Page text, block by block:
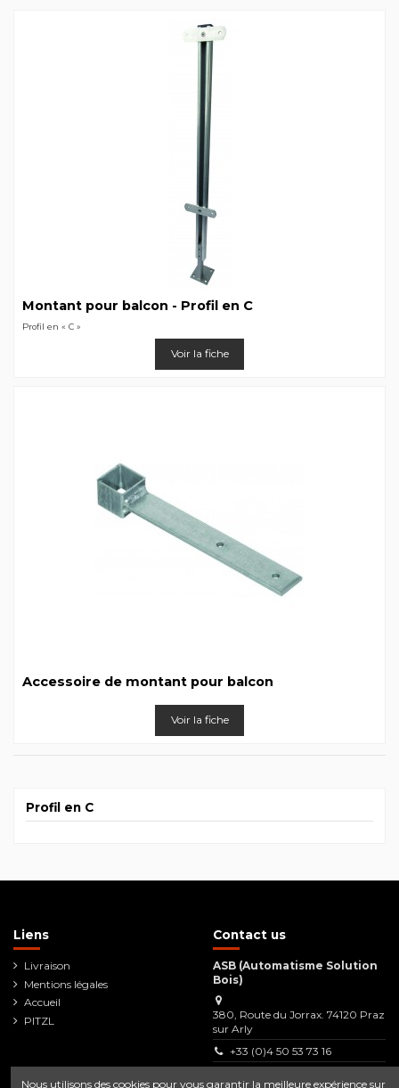
Montant pour balcon - Profil en C
Profil en « C »
Voir la fiche
Accessoire de montant pour balcon
Voir la fiche
Profil en C
Liens
Livraison
Mentions légales
Accueil
PITZL
Contact us
ASB (Automatisme Solution
Bois)
380, Route du Jorrax. 74120 Praz
sur Arly
+33 (0)4 50 53 73 16
Nous utilisons des cookies pour vous garantir la meilleure expérience sur